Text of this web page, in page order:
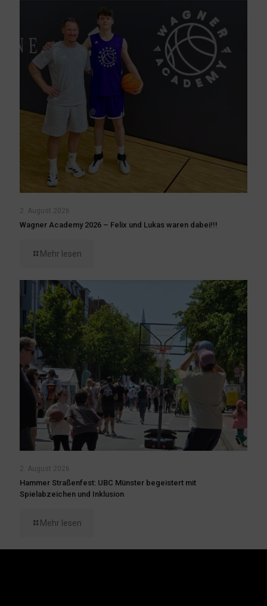
2. August 2026
Wagner Academy 2026 – Felix und Lukas waren dabei!!!
Mehr lesen
2. August 2026
Hammer Straßenfest: UBC Münster begeistert mit
Spielabzeichen und Inklusion
Mehr lesen